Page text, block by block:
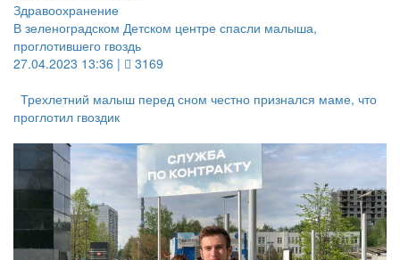
Здравоохранение
В зеленоградском Детском центре спасли малыша,
проглотившего гвоздь
27.04.2023 13:36 |
3169
Трехлетний малыш перед сном честно признался маме, что
проглотил гвоздик